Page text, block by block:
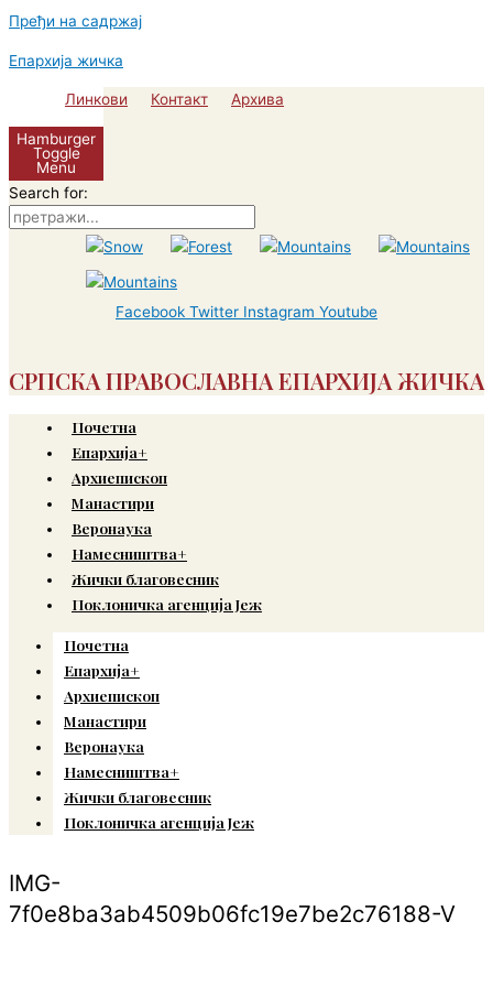
Пређи на садржај
Епархија жичка
Линкови Контакт Архива
Hamburger
Toggle
Menu
Search for:
Facebook Twitter Instagram Youtube
СРПСКА ПРАВОСЛАВНА ЕПАРХИЈА ЖИЧКА
Почетна
Епархија+
Архиепископ
Манастири
Веронаука
Намесништва+
Жички благовесник
Поклоничка агенција Јеж
Почетна
Епархија+
Архиепископ
Манастири
Веронаука
Намесништва+
Жички благовесник
Поклоничка агенција Јеж
IMG-
7f0e8ba3ab4509b06fc19e7be2c76188-V